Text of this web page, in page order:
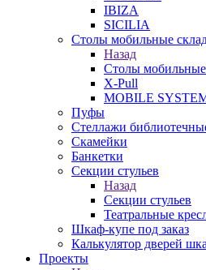
IBIZA
SICILIA
Столы мобильные
Назад
Столы
X-Pull
MOBILE
Пуфы
Стеллажи
Скамейки
Банкетки
Секции стульев
Назад
Секции стульев
Театральные
Шкаф-купе под заказ
Калькулятор дверей
Проекты